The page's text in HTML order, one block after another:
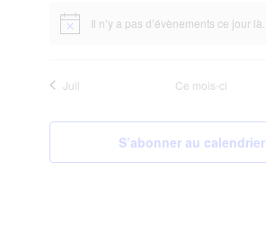
Il n’y a pas d’évènements ce jour là.
Juil Ce mois-ci
S’abonner au calendrier